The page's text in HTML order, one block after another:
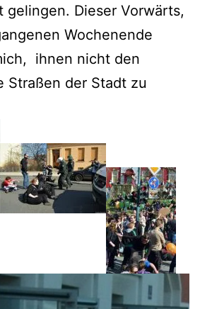
Dieser Vorwärts,
Wochenende
ihnen nicht den
Straßen der Stadt zu